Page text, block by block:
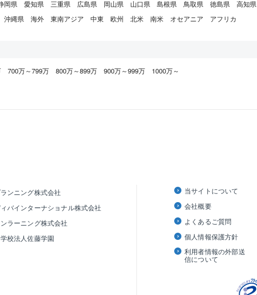
岡県 愛知県 三重県 広島県 岡山県 山口県 島根県 鳥取県 徳島県 高知県
沖縄県 海外 東南アジア 中東 欧州 北米 南米 オセアニア アフリカ
700万～799万 800万～899万 900万～999万 1000万～
ンニング株式会社
バインターナショナル株式会社
ラーニング株式会社
校法人佐藤学園
当サイトについて
会社概要
よくあるご質問
個人情報保護方針
利用者情報の外部送
信について